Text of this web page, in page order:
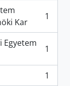
Kar
1
Egyetem
1
1